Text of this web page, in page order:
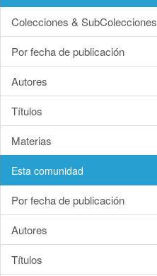
Colecciones & SubColecciones
Por fecha de publicación
Autores
Títulos
Materias
Esta comunidad
Por fecha de publicación
Autores
Títulos